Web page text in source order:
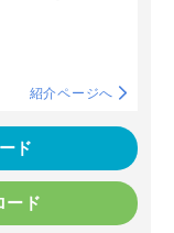
紹介ページへ
ド
ード